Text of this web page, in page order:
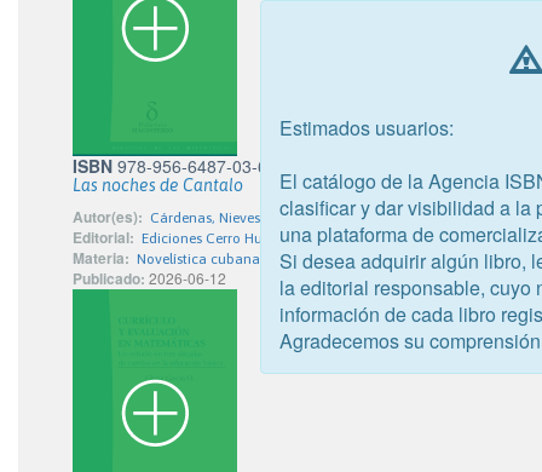
ISBN 978-956-6487-03-6
Las noches de Cantalo
Autor(es): Cárdenas, Nieves
Editorial: Ediciones Cerro Huelén
Materia: Novelística cubana
Publicado: 2026-06-12
Estimados usuarios:
El catálogo de la Agencia
clasificar y dar visibilidad a la
una plataforma de
Si desea adquirir algún libro,
la editorial responsable, cuyo
información de cada libro
Agradecemos su